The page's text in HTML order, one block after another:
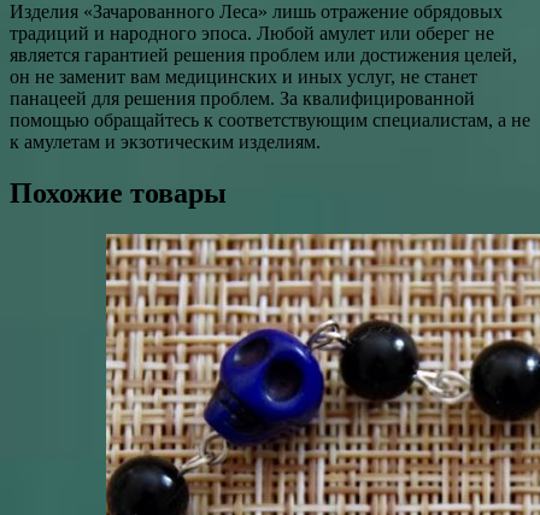
Изделия «Зачарованного Леса» лишь отражение обрядовых
традиций и народного эпоса. Любой амулет или оберег не
является гарантией решения проблем или достижения целей,
он не заменит вам медицинских и иных услуг, не станет
панацеей для решения проблем. За квалифицированной
помощью обращайтесь к соответствующим специалистам, а не
к амулетам и экзотическим изделиям.
Похожие товары